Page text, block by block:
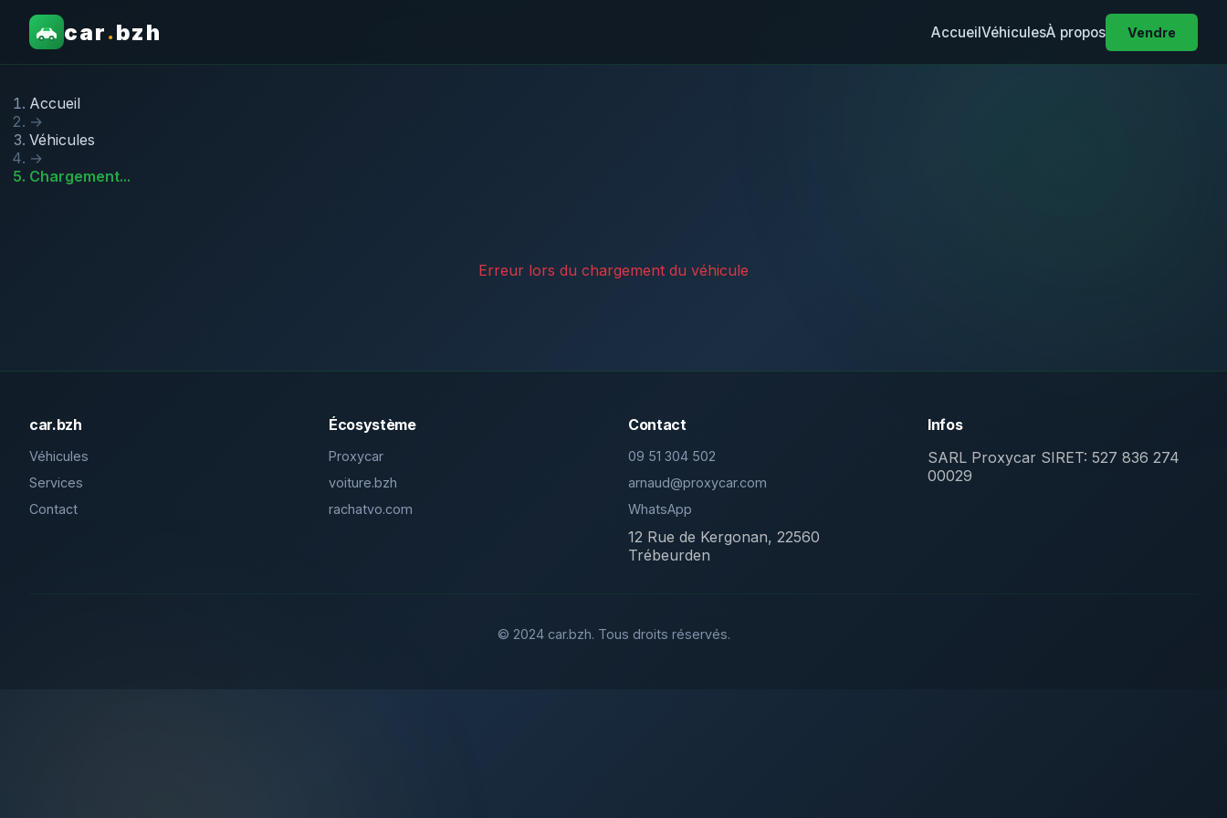
car . bzh AccueilVéhiculesÀ propos Vendre
Accueil
→
Véhicules
→
Chargement...
Erreur lors du chargement du véhicule
car.bzh
Véhicules
Services
Contact
Écosystème
Proxycar
voiture.bzh
rachatvo.com
Contact
09 51 304 502
arnaud@proxycar.com
WhatsApp
12 Rue de Kergonan, 22560
Trébeurden
Infos
SARL Proxycar SIRET: 527 836 274
00029
© 2024 car.bzh. Tous droits réservés.